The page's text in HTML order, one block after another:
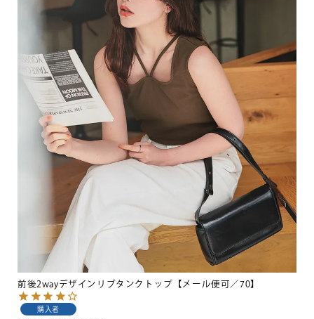
前後2wayデザインリブタンクトップ【メール便可／70】
購入者